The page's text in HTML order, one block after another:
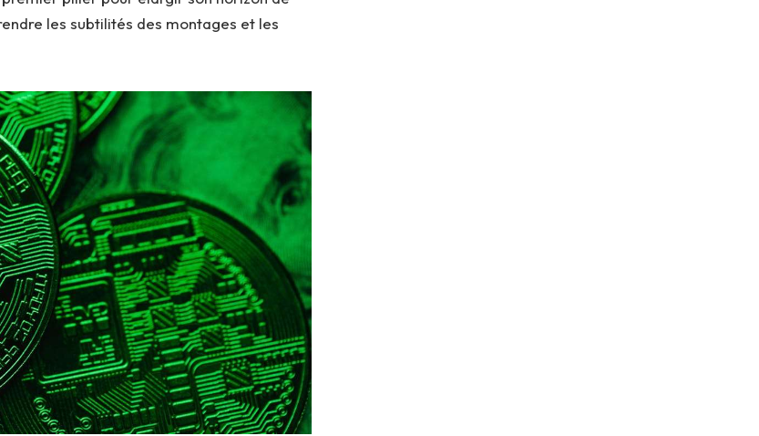
les subtilités des montages et les